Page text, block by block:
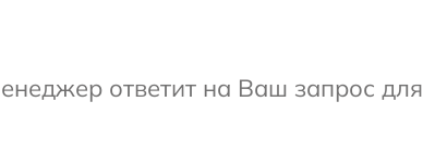
ответит на Ваш запрос для